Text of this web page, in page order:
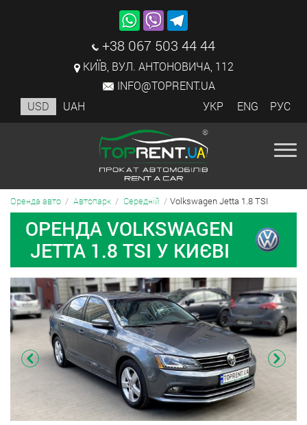
+38 067 503 44 44
КИЇВ, ВУЛ. АНТОНОВИЧА, 112
INFO@TOPRENT.UA
USD
UAH УКР ENG РУС
Оренда авто Автопарк Середній Volkswagen Jetta 1.8 TSI
ОРЕНДА VOLKSWAGEN
JETTA 1.8 TSI У КИЄВІ